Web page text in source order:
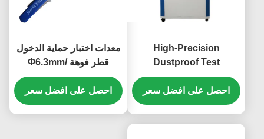
High-Precision
Dustproof Test
Chamber with
Programmable Control
System for IP5X & IP6X
احصل على افضل سعر
معدات اختبار حماية الدخول
قطر فوهة Φ6.3mm/
Φ12.5mm IEC60529
احصل على افضل سعر